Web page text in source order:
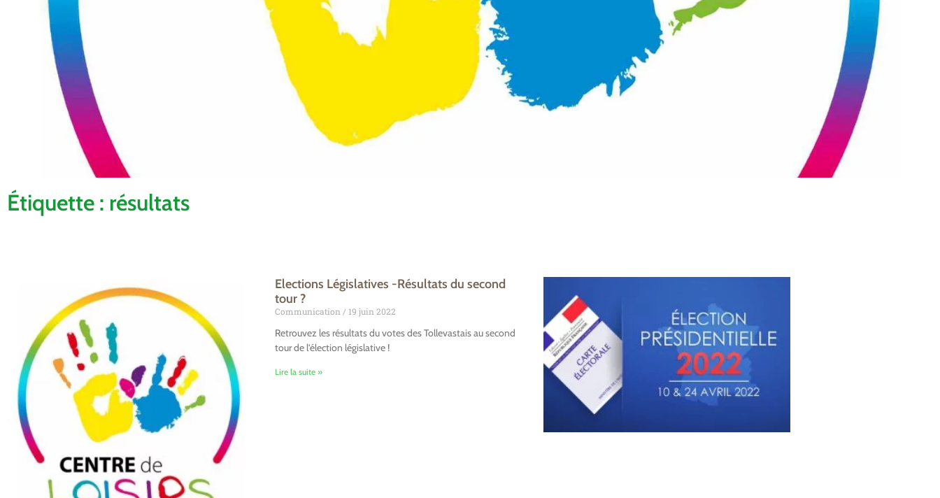
Étiquette : résultats
Elections Législatives -Résultats du second
tour ?
Communication 19 juin 2022
Retrouvez les résultats du votes des Tollevastais au second
tour de l’élection législative !
Lire la suite »